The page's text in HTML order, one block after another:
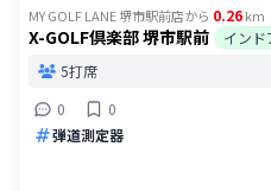
MY GOLF LANE 堺市駅前店から 0.26km
X-GOLF倶楽部 堺市駅前
インド
5打席
0
0
弾道測定器